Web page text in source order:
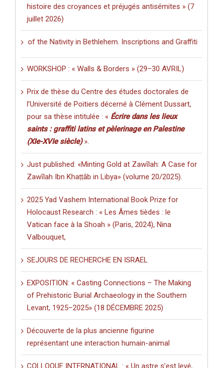
histoire des croyances et préjugés antisémites » (7
juillet 2026)
of the Nativity in Bethlehem. Inscriptions and Graffiti in a
WORKSHOP : « Walls & Borders » (29–30 AVRIL)
Prix de thèse du Centre des études doctorales de
l’Université de Poitiers décerné à Clément Dussart,
pour sa thèse intitulée : « Écrire dans les lieux
saints : graffiti latins et pèlerinage en Palestine
(XIe-XVIe siècle)».
Just published: «Minting Gold at Zawīlah: A Case for
Zawīlah Ibn Khaṭṭāb in Libya» (volume 20/2025).
2025 Yad Vashem International Book Prize for
Holocaust Research : « Les Âmes tièdes : le
Vatican face à la Shoah » (Paris, 2024), Nina
Valbouquet,
SEJOURS DE RECHERCHE EN ISRAEL
EXPOSITION: « Casting Connections – The Making
of Prehistoric Burial Archaeology in the Southern
Levant, 1925–2025» (18 DÉCEMBRE 2025)
Découverte de la plus ancienne figurine
représentant une interaction humain-animal
COLLOQUE INTERNATIONAL : « Un astre s’est levé,